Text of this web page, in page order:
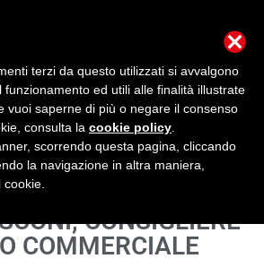
nel Mondo
SONO AGLI ITALIANI CHE
ISTITUZIONALI, A QUELLI
LA SOCIETÀ E A CHI È
CITTADINO" ...
SIAMO "ORGOGLIOSI DI
ITALIANI"
CONSIGLIERE
COMMERCIALE
terzi da questo utilizzati si avvalgono
funzionamento ed utili alle finalità illustrate
vuoi saperne di più o negare il consenso
consulta la cookie policy
scorrendo questa pagina, cliccando
la navigazione in altra maniera,